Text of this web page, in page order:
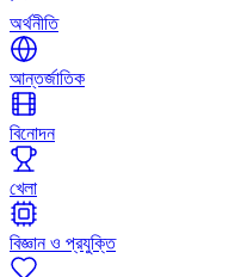
অর্থনীতি
আন্তর্জাতিক
বিনোদন
খেলা
বিজ্ঞান ও প্রযুক্তি